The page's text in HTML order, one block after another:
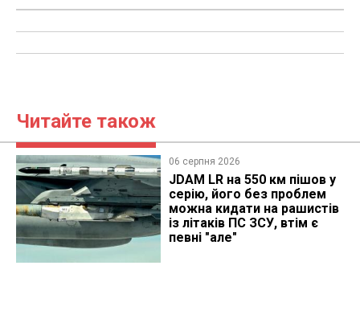
Читайте також
06 серпня 2026
JDAM LR на 550 км пішов у
серію, його без проблем
можна кидати на рашистів
із літаків ПС ЗСУ, втім є
певні "але"